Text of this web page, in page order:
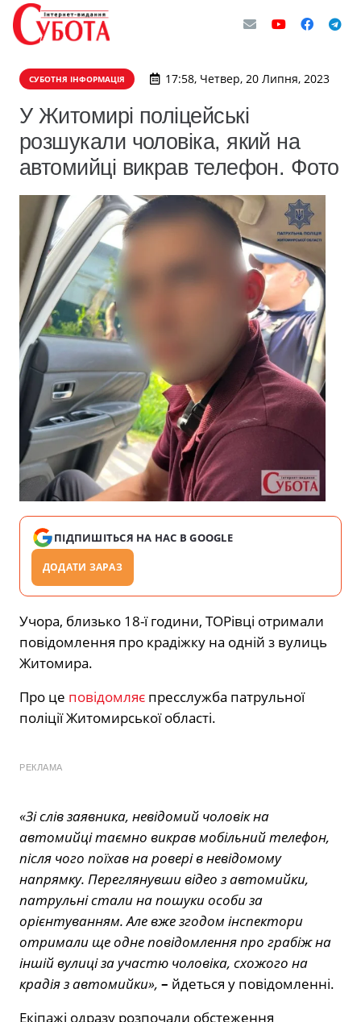
СУБОТНЯ ІНФОРМАЦІЯ 17:58, Четвер, 20 Липня, 2023
У Житомирі поліцейські
розшукали чоловіка, який на
автомийці викрав телефон. Фото
ПІДПИШІТЬСЯ НА НАС В GOOGLE
ДОДАТИ ЗАРАЗ
Учора, близько 18-ї години, ТОРівці отримали
повідомлення про крадіжку на одній з вулиць
Житомира.
Про це повідомляє пресслужба патрульної
поліції Житомирської області.
РЕКЛАМА
«Зі слів заявника, невідомий чоловік на
автомийці таємно викрав мобільний телефон,
після чого поїхав на ровері в невідомому
напрямку. Переглянувши відео з автомийки,
патрульні стали на пошуки особи за
орієнтуванням. Але вже згодом інспектори
отримали ще одне повідомлення про грабіж на
іншій вулиці за участю чоловіка, схожого на
крадія з автомийки», – йдеться у повідомленні.
Екіпажі одразу розпочали обстеження